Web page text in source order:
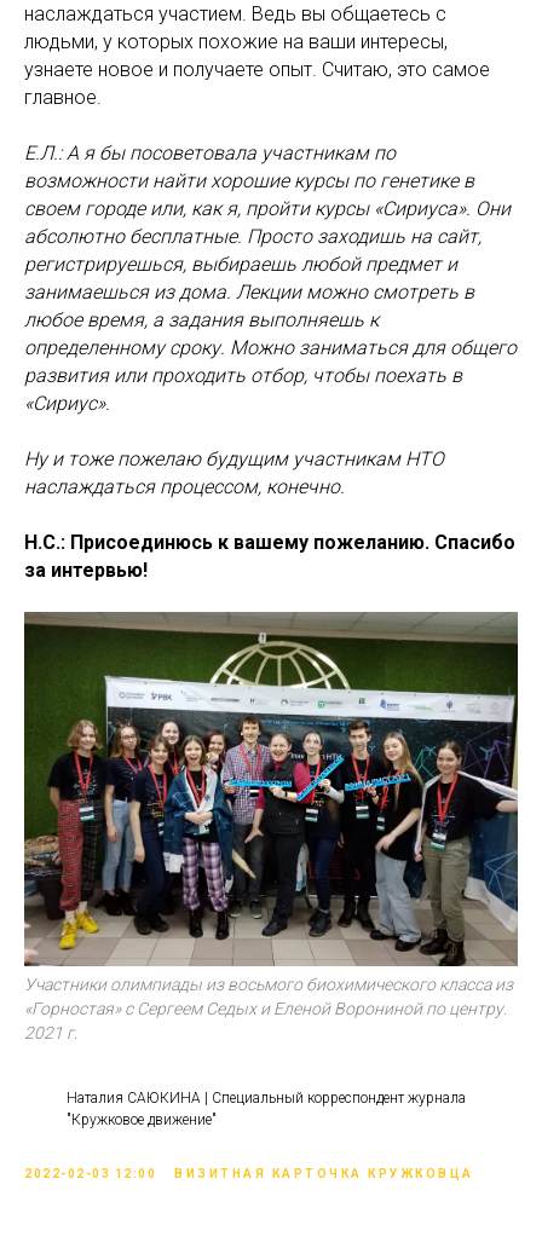
наслаждаться участием. Ведь вы общаетесь с
людьми, у которых похожие на ваши интересы,
узнаете новое и получаете опыт. Считаю, это самое
главное.
Е.Л.: А я бы посоветовала участникам по
возможности найти хорошие курсы по генетике в
своем городе или, как я, пройти курсы «Сириуса». Они
абсолютно бесплатные. Просто заходишь на сайт,
регистрируешься, выбираешь любой предмет и
занимаешься из дома. Лекции можно смотреть в
любое время, а задания выполняешь к
определенному сроку. Можно заниматься для общего
развития или проходить отбор, чтобы поехать в
«Сириус».
Ну и тоже пожелаю будущим участникам НТО
наслаждаться процессом, конечно.
Н.С.: Присоединюсь к вашему пожеланию. Спасибо
за интервью!
Участники олимпиады из восьмого биохимического класса из
«Горностая» с Сергеем Седых и Еленой Ворониной по центру.
2021 г.
Наталия САЮКИНА | Специальный корреспондент журнала
"Кружковое движение"
2022-02-03 12:00 ВИЗИТНАЯ КАРТОЧКА КРУЖКОВЦА